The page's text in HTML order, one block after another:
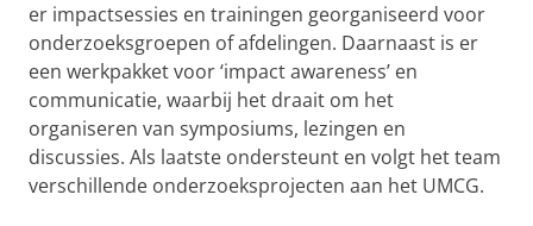
er impactsessies en trainingen georganiseerd voor
onderzoeksgroepen of afdelingen. Daarnaast is er
een werkpakket voor ‘impact awareness’ en
communicatie, waarbij het draait om het
organiseren van symposiums, lezingen en
discussies. Als laatste ondersteunt en volgt het team
verschillende onderzoeksprojecten aan het UMCG.